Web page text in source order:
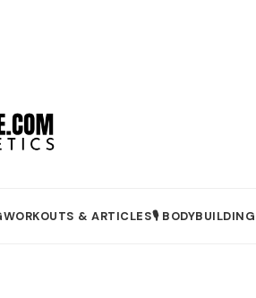
WORKOUTS & ARTICLES🎙️